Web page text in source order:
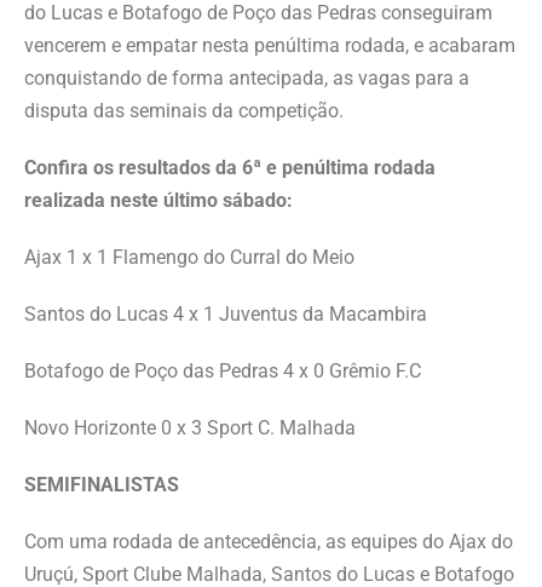
do Lucas e Botafogo de Poço das Pedras conseguiram
vencerem e empatar nesta penúltima rodada, e acabaram
conquistando de forma antecipada, as vagas para a
disputa das seminais da competição.
Confira os resultados da 6ª e penúltima rodada
realizada neste último sábado:
Ajax 1 x 1 Flamengo do Curral do Meio
Santos do Lucas 4 x 1 Juventus da Macambira
Botafogo de Poço das Pedras 4 x 0 Grêmio F.C
Novo Horizonte 0 x 3 Sport C. Malhada
SEMIFINALISTAS
Com uma rodada de antecedência, as equipes do Ajax do
Uruçú, Sport Clube Malhada, Santos do Lucas e Botafogo